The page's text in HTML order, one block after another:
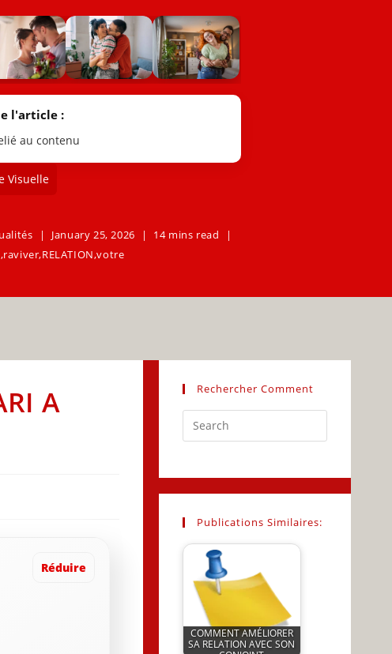
l'article :
au contenu
Visuelle
January 25, 2026
14 mins read
,raviver,RELATION,votre
A
Réduire
Rechercher Comment
Escape
close
the
Publications Similaires:
COMMENT AMÉLIORER
SA RELATION AVEC SON